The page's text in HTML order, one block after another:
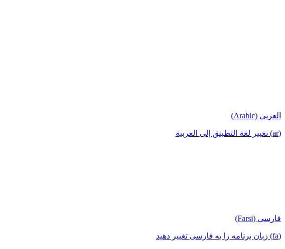
العربي (Arabic)
(ar) تغيير لغة التطبيق إلى العربية
فارسی (Farsi)
(fa) زبان برنامه را به فارسی تغییر دهید